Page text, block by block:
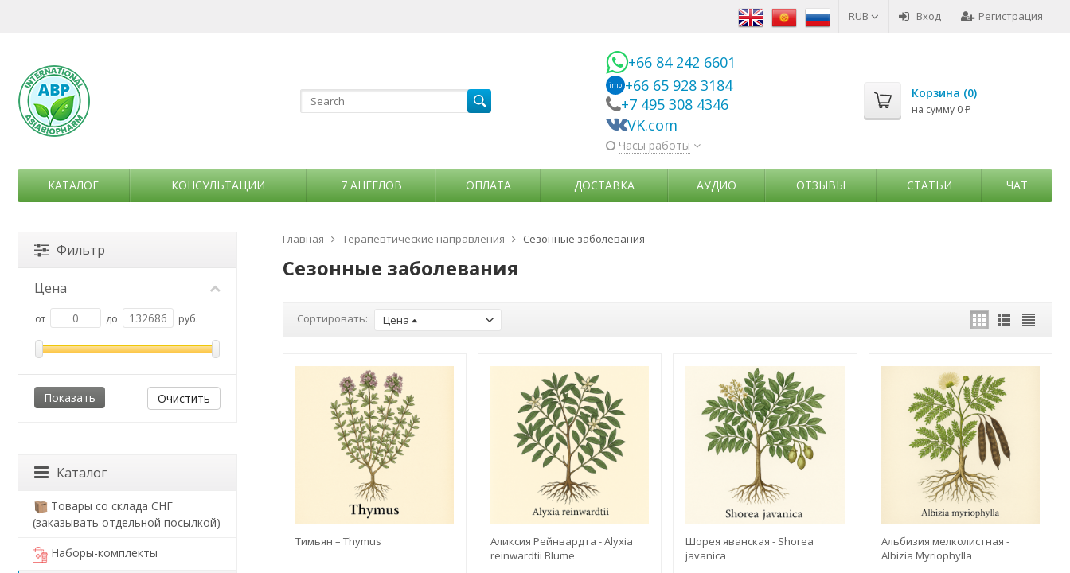
RUB Вход Регистрация
+66 84 242 6601
imo +66 65 928 3184
+7 495 308 4346
VK.com
Часы работы
Корзина (0)
на сумму 0 ₽
КАТАЛОГ КОНСУЛЬТАЦИИ 7 АНГЕЛОВ ОПЛАТА ДОСТАВКА АУДИО ОТЗЫВЫ СТАТЬИ ЧАТ
Главная Терапевтические направления Сезонные заболевания
Сезонные заболевания
Сортировать: Цена
Тимьян – Thymus
Аликсия Рейнвардта - Alyxia
reinwardtii Blume
Шорея яванская - Shorea
javanica
Альбизия мелколистная -
Albizia Myriophylla
Фильтр
Цена
от до руб.
Очистить
Каталог
Товары со склада СНГ
(заказывать отдельной посылкой)
Наборы-комплекты